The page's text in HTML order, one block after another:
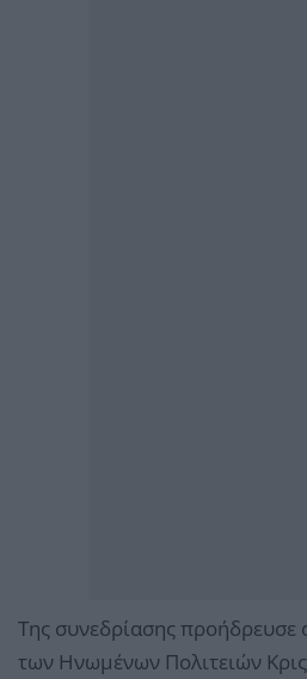
Της συνεδρίασης προήδρευσε
των Ηνωμένων Πολιτειών